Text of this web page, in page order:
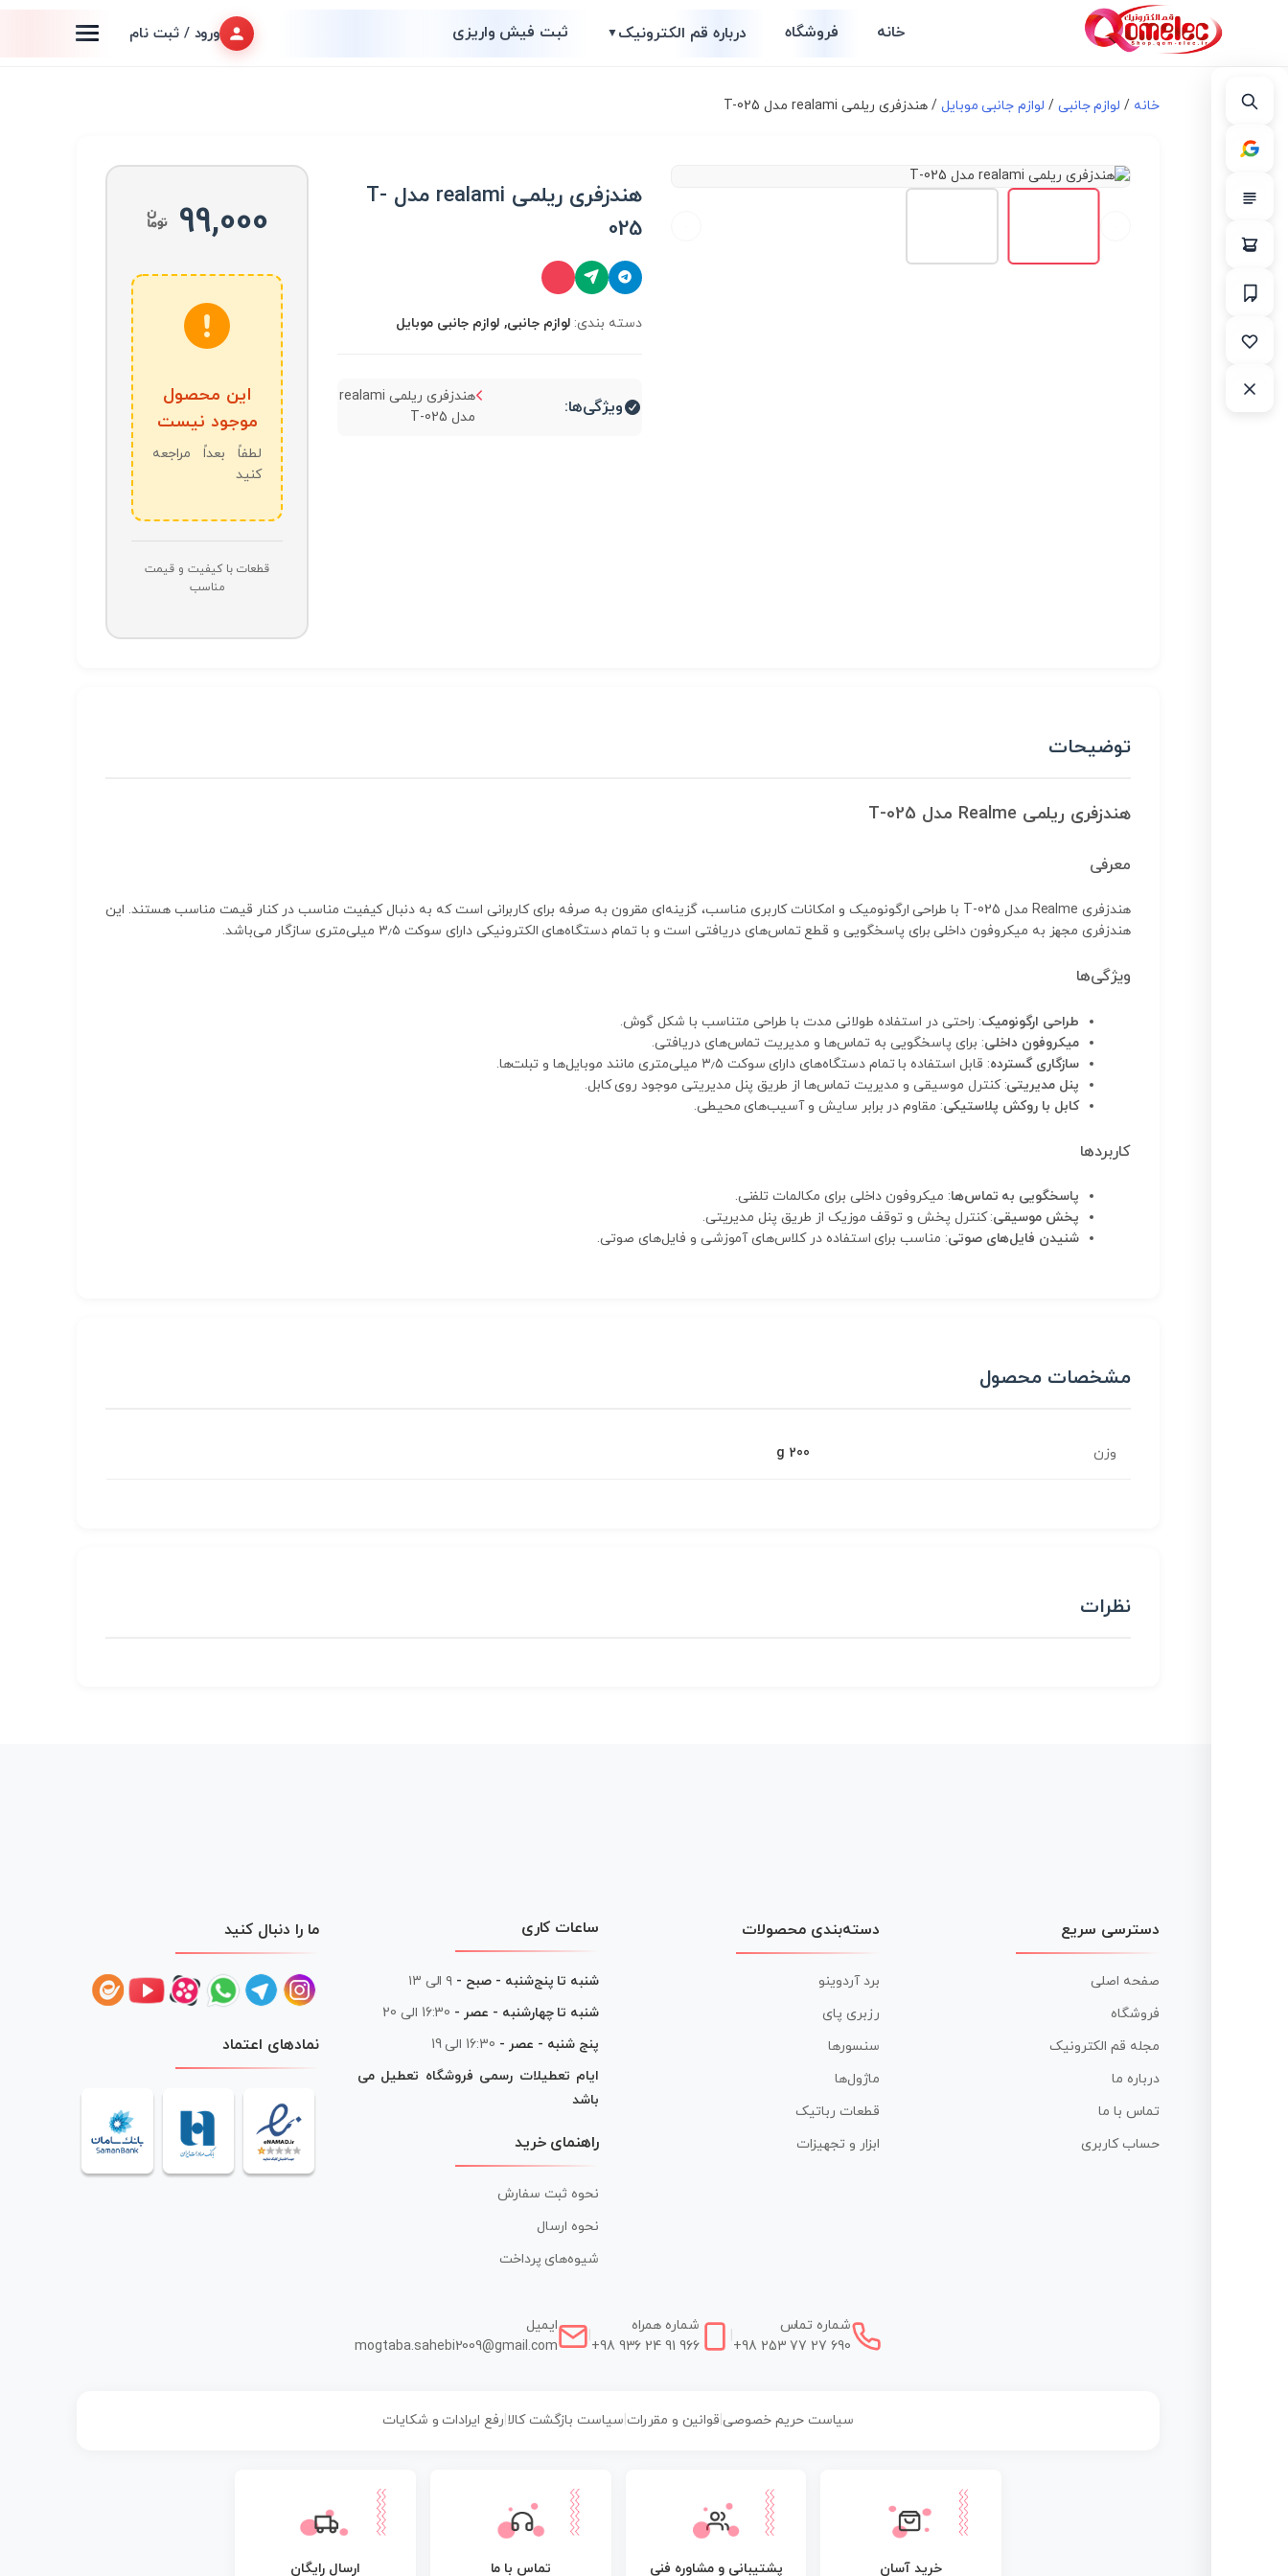
خانه فروشگاه درباره قم الکترونیک▼ ثبت فیش واریزی ورود / ثبت نام
خانه / لوازم جانبی / لوازم جانبی موبایل / هندزفری ریلمی realami مدل T-025
هندزفری ریلمی realami مدل T-
025
دسته بندی: لوازم جانبی, لوازم جانبی موبایل
ویژگی‌ها:
هندزفری ریلمی realami
مدل T-025
99,000
این محصول
موجود نیست
لطفاً بعداً مراجعه
کنید
قطعات با کیفیت و قیمت
مناسب
توضیحات
هندزفری ریلمی Realme مدل T-025
معرفی
هندزفری Realme مدل T-025 با طراحی ارگونومیک و امکانات کاربری مناسب، گزینه‌ای مقرون به صرفه برای کاربرانی است که به دنبال کیفیت مناسب در کنار قیمت مناسب هستند. این
هندزفری مجهز به میکروفون داخلی برای پاسخگویی و قطع تماس‌های دریافتی است و با تمام دستگاه‌های الکترونیکی دارای سوکت ۳٫۵ میلی‌متری سازگار می‌باشد.
ویژگی‌ها
طراحی ارگونومیک: راحتی در استفاده طولانی مدت با طراحی متناسب با شکل گوش.
میکروفون داخلی: برای پاسخگویی به تماس‌ها و مدیریت تماس‌های دریافتی.
سازگاری گسترده: قابل استفاده با تمام دستگاه‌های دارای سوکت ۳٫۵ میلی‌متری مانند موبایل‌ها و تبلت‌ها.
پنل مدیریتی: کنترل موسیقی و مدیریت تماس‌ها از طریق پنل مدیریتی موجود روی کابل.
کابل با روکش پلاستیکی: مقاوم در برابر سایش و آسیب‌های محیطی.
کاربردها
پاسخگویی به تماس‌ها: میکروفون داخلی برای مکالمات تلفنی.
پخش موسیقی: کنترل پخش و توقف موزیک از طریق پنل مدیریتی.
شنیدن فایل‌های صوتی: مناسب برای استفاده در کلاس‌های آموزشی و فایل‌های صوتی.
مشخصات محصول
وزن 200 g
نظرات
دسترسی سریع
صفحه اصلی
فروشگاه
مجله قم الکترونیک
درباره ما
تماس با ما
حساب کاربری
دسته‌بندی محصولات
برد آردوینو
رزبری پای
سنسورها
ماژول‌ها
قطعات رباتیک
ابزار و تجهیزات
ساعات کاری
شنبه تا پنج‌شنبه - صبح - ۹ الی ۱۳
شنبه تا چهارشنبه - عصر - 16:30 الی 20
پنج شنبه - عصر - 16:30 الی 19
ایام تعطیلات رسمی فروشگاه تعطیل می
باشد
راهنمای خرید
نحوه ثبت سفارش
نحوه ارسال
شیوه‌های پرداخت
ما را دنبال کنید
نمادهای اعتماد
شماره تماس
+98 253 77 27 690
شماره همراه
+98 936 24 91 966
ایمیل
mogtaba.sahebi2009@gmail.com
سیاست حریم خصوصی| قوانین و مقررات سیاست بازگشت کالا رفع ایرادات و شکایات
خرید آسان پشتیبانی و مشاوره فنی تماس با ما ارسال رایگان